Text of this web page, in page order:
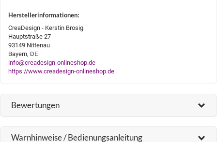
Herstellerinformationen:
CreaDesign - Kerstin Brosig
Hauptstraße 27
93149 Nittenau
Bayern, DE
info@creadesign-onlineshop.de
https://www.creadesign-onlineshop.de
Bewertungen
Warnhinweise / Bedienungsanleitung